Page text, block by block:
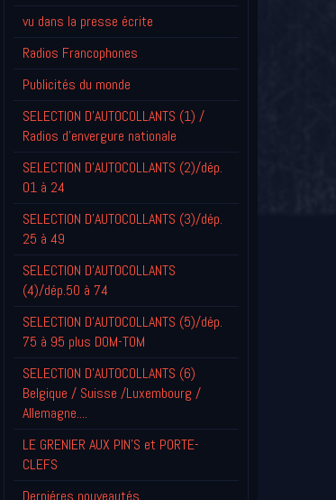
vu dans la presse écrite
Radios Francophones
Publicités du monde
SELECTION D'AUTOCOLLANTS (1) /
Radios d'envergure nationale
SELECTION D'AUTOCOLLANTS (2)/dép.
01 à 24
SELECTION D'AUTOCOLLANTS (3)/dép.
25 à 49
SELECTION D'AUTOCOLLANTS
(4)/dép.50 à 74
SELECTION D'AUTOCOLLANTS (5)/dép.
75 à 95 plus DOM-TOM
SELECTION D'AUTOCOLLANTS (6)
Belgique / Suisse /Luxembourg /
Allemagne....
LE GRENIER AUX PIN'S et PORTE-
CLEFS
Derniéres nouveautés